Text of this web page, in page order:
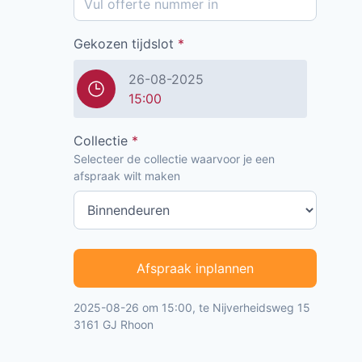
Gekozen tijdslot *
26-08-2025
15:00
Collectie *
Selecteer de collectie waarvoor je een
afspraak wilt maken
Afspraak inplannen
2025-08-26 om 15:00, te Nijverheidsweg 15
3161 GJ Rhoon